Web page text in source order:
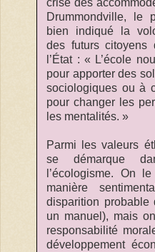
crise des
Drummondville, le
bien indiqué la
des futurs citoyens
l’État : « L’école
pour apporter des
sociologiques ou à
pour changer les
les mentalités. »
Parmi les valeurs
se démarque
l’écologisme. On
manière
disparition probable
un manuel), mais
responsabilité
développement